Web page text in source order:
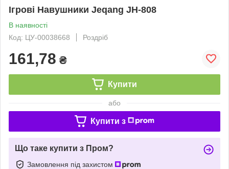
Ігрові Навушники Jeqang JH-808
В наявності
Код: ЦУ-00038668
Роздріб
161,78 ₴
Купити
або
Купити з
Що таке купити з Пром?
Замовлення під захистом